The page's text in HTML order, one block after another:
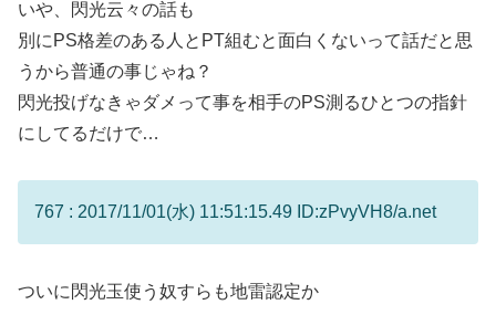
いや、閃光云々の話も
別にPS格差のある人とPT組むと面白くないって話だと思
うから普通の事じゃね？
閃光投げなきゃダメって事を相手のPS測るひとつの指針
にしてるだけで…
767 : 2017/11/01(水) 11:51:15.49 ID:zPvyVH8/a.net
ついに閃光玉使う奴すらも地雷認定か